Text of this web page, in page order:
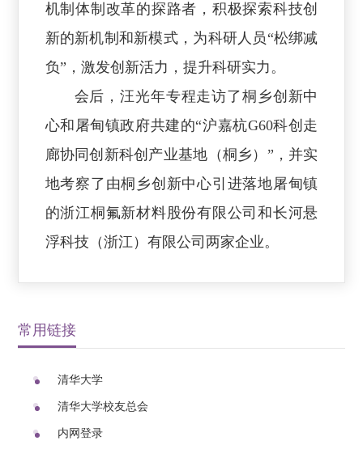
机制体制改革的探路者，积极探索科技创
新的新机制和新模式，为科研人员“松绑减
负”，激发创新活力，提升科研实力。
会后，汪光年专程走访了桐乡创新中
心和屠甸镇政府共建的“沪嘉杭G60科创走
廊协同创新科创产业基地（桐乡）”，并实
地考察了由桐乡创新中心引进落地屠甸镇
的浙江桐氟新材料股份有限公司和长河悬
浮科技（浙江）有限公司两家企业。
常用链接
清华大学
清华大学校友总会
内网登录